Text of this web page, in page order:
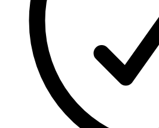
Безбар'єрність для глухих
Вінницька область
Волинська область
Дніпропетровська
Донецька область
Закарпатська
Запорізька область